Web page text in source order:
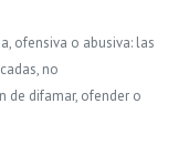
ofensiva o abusiva: las
no
de difamar, ofender o